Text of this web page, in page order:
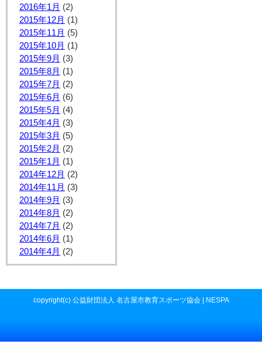
2016年1月 (2)
2015年12月 (1)
2015年11月 (5)
2015年10月 (1)
2015年9月 (3)
2015年8月 (1)
2015年7月 (2)
2015年6月 (6)
2015年5月 (4)
2015年4月 (3)
2015年3月 (5)
2015年2月 (2)
2015年1月 (1)
2014年12月 (2)
2014年11月 (3)
2014年9月 (3)
2014年8月 (2)
2014年7月 (2)
2014年6月 (1)
2014年4月 (2)
copyright(c) 公益財団法人 名古屋市教育スポーツ協会 | NESPA